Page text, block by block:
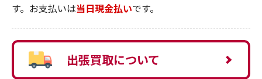
す。お支払いは当日現金払いです。
出張買取について